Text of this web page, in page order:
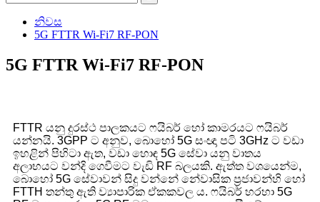
නිවස
5G FTTR Wi-Fi7 RF-PON
5G FTTR Wi-Fi7 RF-PON
FTTR යනු දුරස්ථ පාලකයට ෆයිබර් හෝ කාමරයට ෆයිබර්
යන්නයි. 3GPP ට අනුව, බොහෝ 5G සංඥා පටි 3GHz ට වඩා
ඉහළින් පිහිටා ඇත, වඩා හොඳ 5G සේවා යනු වාතය
අලාභයට වන්දි ගෙවීමට වැඩි RF බලයකි. ඇත්ත වශයෙන්ම,
බොහෝ 5G සේවාවන් සිදු වන්නේ නේවාසික ප්‍රජාවන්හි හෝ
FTTH තන්තු ඇති ව්‍යාපාරික ඒකකවල ය. ෆයිබර් හරහා 5G